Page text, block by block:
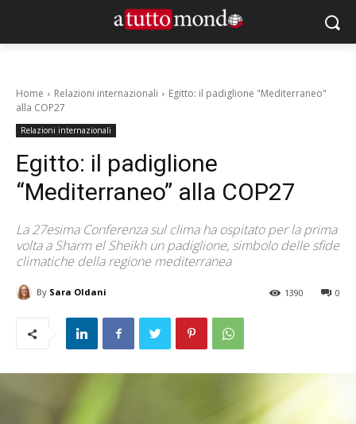
Home Relazioni internazionali
Egitto: il padiglione "Mediterraneo"
alla COP27
Relazioni internazionali
Egitto: il padiglione
“Mediterraneo” alla COP27
La 27esima Conferenza sul clima ha ospitato per la prima
volta a Sharm el Sheikh un padiglione, simbolo delle sfide
climatiche della regione mediterranea
By Sara Oldani 0
1390